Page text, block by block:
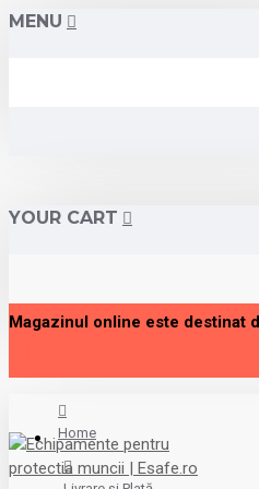
MENU
YOUR CART
Magazinul online este destinat
Home